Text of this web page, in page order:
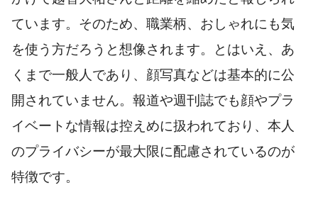
ています。そのため、職業柄、おしゃれにも気
を使う方だろうと想像されます。とはいえ、あ
くまで一般人であり、顔写真などは基本的に公
開されていません。報道や週刊誌でも顔やプラ
イベートな情報は控えめに扱われており、本人
のプライバシーが最大限に配慮されているのが
特徴です。